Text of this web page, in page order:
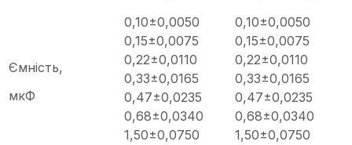
Ємність,
мкФ
0,10±0,0050
0,10±0,0050
0,15±0,0075
0,15±0,0075
0,22±0,0110
0,22±0,0110
0,33±0,0165
0,33±0,0165
0,47±0,0235
0,47±0,0235
0,68±0,0340
0,68±0,0340
1,50±0,0750
1,50±0,0750